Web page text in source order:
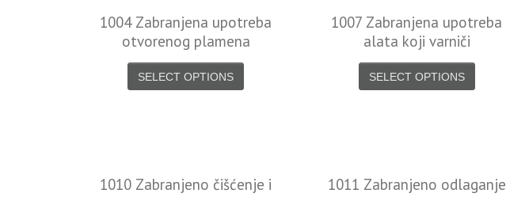
1004 Zabranjena upotreba
otvorenog plamena
SELECT OPTIONS
1007 Zabranjena upotreba
alata koji varniči
SELECT OPTIONS
1010 Zabranjeno čišćenje i
1011 Zabranjeno odlaganje